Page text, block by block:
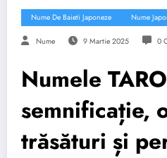
Nume De Baieti Japoneze Nume
Nume 9 Martie 2025 0
Numele
semnificație,
trăsături și